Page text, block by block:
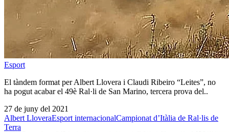
Esport
El tàndem format per Albert Llovera i Claudi Ribeiro “Leites”, no
ha pogut acabar el 49è Ral·li de San Marino, tercera prova del..
27 de juny del 2021
Albert LloveraEsport internacionalCampionat d’Itàlia de Ral·lis de
Terra